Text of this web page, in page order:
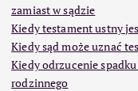
zamiast w sądzie
Kiedy testament ustny
Kiedy sąd może uznać
Kiedy odrzucenie
rodzinnego